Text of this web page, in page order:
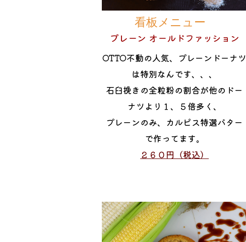
看板メニュー
プレーン オールドファッション
OTTO不動の人気、プレーンドーナツ
は特別なんです、、、
石臼挽きの全粒粉の割合が他のドー
ナツより１、５倍多く、
プレーンのみ、カルピス特選バター
で作ってます。
２６０円（税込）